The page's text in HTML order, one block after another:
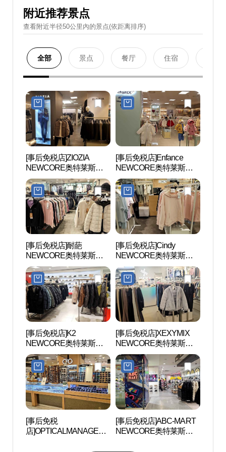
附近推荐景点
查看附近半径50公里內的景点(依距离排序)
全部 景点 餐厅 住宿
[事后免税店]ZIOZIA
NEWCORE奥特莱斯坪
村店 (지오지아 뉴코아아
울렛 평촌점)
[事后免税店]Enfance
NEWCORE奥特莱斯坪
村店 (앙팡스 뉴코아아울
렛 평촌점)
[事后免税店]耐葩
NEWCORE奥特莱斯坪
村店 (네파 뉴코아아울렛
평촌점)
[事后免税店]Cindy
NEWCORE奥特莱斯坪
村店 (신디 뉴코아아울렛
평촌점)
[事后免税店]K2
NEWCORE奥特莱斯坪
村店 (K2 뉴코아아울렛 평
촌점)
[事后免税店]XEXYMIX
NEWCORE奥特莱斯坪
村店 (젝시믹스 뉴코아아
울렛 평촌점)
[事后免税
店]OPTICALMANAGER
[事后免税店]ABC-MART
NEWCORE奥特莱斯坪